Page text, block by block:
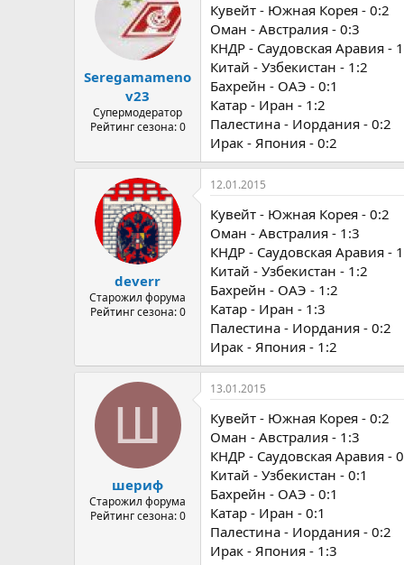
Seregamameno
v23
Супермодератор
Рейтинг сезона: 0
Кувейт - Южная Корея - 0:2
Оман - Австралия - 0:3
КНДР - Саудовская Аравия -
Китай - Узбекистан - 1:2
Бахрейн - ОАЭ - 0:1
Катар - Иран - 1:2
Палестина - Иордания - 0:2
Ирак - Япония - 0:2
deverr
Старожил форума
Рейтинг сезона: 0
12.01.2015
Кувейт - Южная Корея - 0:2
Оман - Австралия - 1:3
КНДР - Саудовская Аравия -
Китай - Узбекистан - 1:2
Бахрейн - ОАЭ - 1:2
Катар - Иран - 1:3
Палестина - Иордания - 0:2
Ирак - Япония - 1:2
Ш
шериф
Старожил форума
Рейтинг сезона: 0
13.01.2015
Кувейт - Южная Корея - 0:2
Оман - Австралия - 1:3
КНДР - Саудовская Аравия -
Китай - Узбекистан - 0:1
Бахрейн - ОАЭ - 0:1
Катар - Иран - 0:1
Палестина - Иордания - 0:2
Ирак - Япония - 1:3